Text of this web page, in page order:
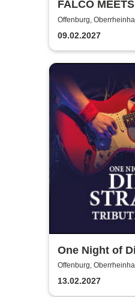
FALCO
Offenburg,
09.02.2027
One Night of
Tribute Show
Offenburg,
13.02.2027